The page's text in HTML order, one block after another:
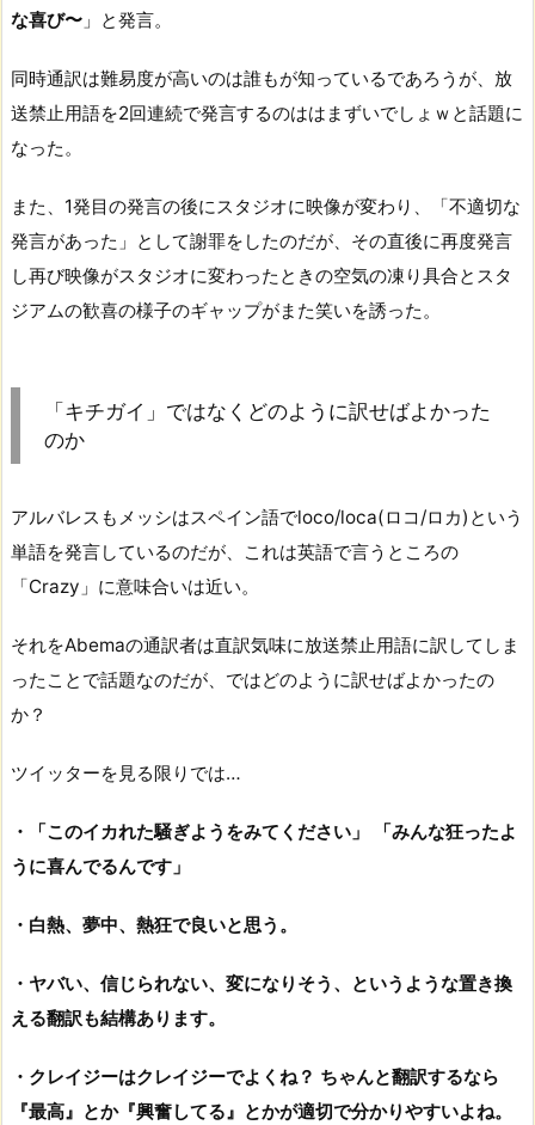
な喜び〜 」と発言。
同時通訳は難易度が高いのは誰もが知っているであろうが、放
送禁止用語を2回連続で発言するのははまずいでしょｗと話題に
なった。
また、1発目の発言の後にスタジオに映像が変わり、「不適切な
発言があった」として謝罪をしたのだが、その直後に再度発言
し再び映像がスタジオに変わったときの空気の凍り具合とスタ
ジアムの歓喜の様子のギャップがまた笑いを誘った。
「キチガイ」ではなくどのように訳せばよかった
のか
アルバレスもメッシはスペイン語でloco/loca(ロコ/ロカ)という
単語を発言しているのだが、これは英語で言うところの
「Crazy」に意味合いは近い。
それをAbemaの通訳者は直訳気味に放送禁止用語に訳してしま
ったことで話題なのだが、ではどのように訳せばよかったの
か？
ツイッターを見る限りでは…
・「このイカれた騒ぎようをみてください」 「みんな狂ったよ
うに喜んでるんです」
・白熱、夢中、熱狂で良いと思う。
・ヤバい、信じられない、変になりそう、というような置き換
える翻訳も結構あります。
・クレイジーはクレイジーでよくね？ ちゃんと翻訳するなら
『最高』とか『興奮してる』とかが適切で分かりやすいよね。